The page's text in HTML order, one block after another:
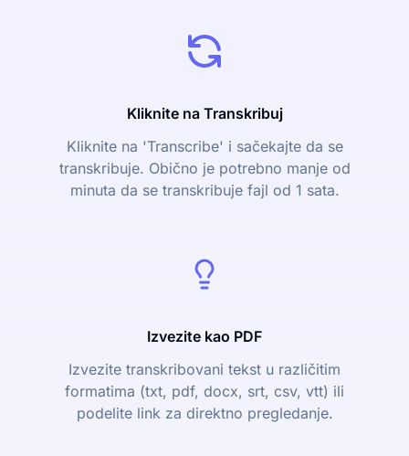
Kliknite na Transkribuj
Kliknite na 'Transcribe' i sačekajte da se
transkribuje. Obično je potrebno manje od
minuta da se transkribuje fajl od 1 sata.
Izvezite kao PDF
Izvezite transkribovani tekst u različitim
formatima (txt, pdf, docx, srt, csv, vtt) ili
podelite link za direktno pregledanje.